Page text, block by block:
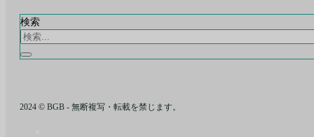
検索
2024 © BGB - 無断複写・転載を禁じます。